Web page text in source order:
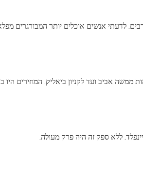
לדעתי אנשים אוכלים יותר המבורגרים
אביב ועד לקניון ביאליק. המחירים היו
ללא ספק זה היה פרק מעולה.